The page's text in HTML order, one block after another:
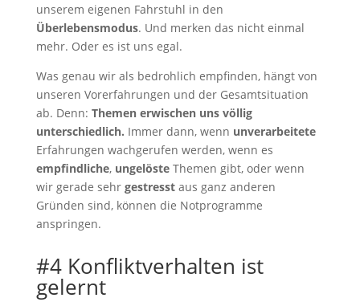
unserem eigenen Fahrstuhl in den
Überlebensmodus. Und merken das nicht einmal
mehr. Oder es ist uns egal.
Was genau wir als bedrohlich empfinden, hängt von
unseren Vorerfahrungen und der Gesamtsituation
ab. Denn: Themen erwischen uns völlig
unterschiedlich. Immer dann, wenn unverarbeitete
Erfahrungen wachgerufen werden, wenn es
empfindliche, ungelösteThemen gibt, oder wenn
wir gerade sehr gestresstaus ganz anderen
Gründen sind, können die Notprogramme
anspringen.
#4 Konfliktverhalten ist
gelernt